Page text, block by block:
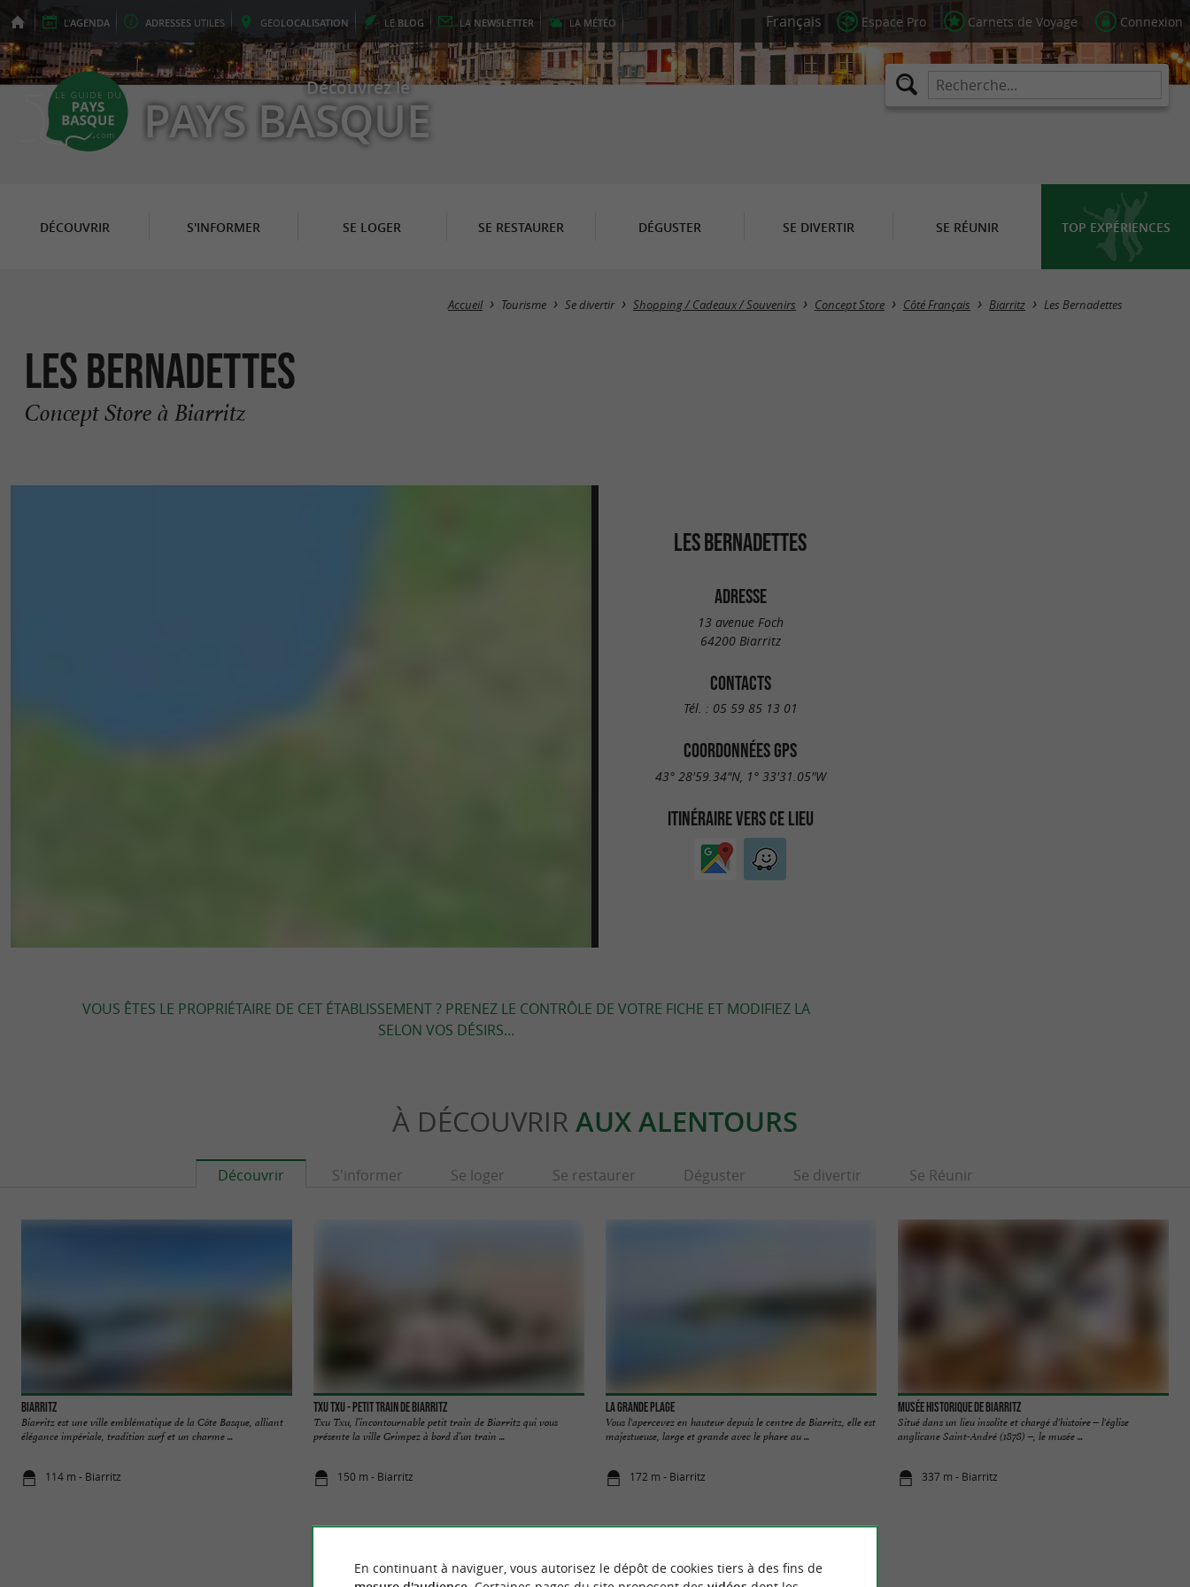
L'AGENDA ADRESSES UTILES GEOLOCALISATION LE BLOG LA NEWSLETTER LA MÉTÉO Espace Pro Carnets de Voyage Connexion
Découvrez le
PAYS BASQUE
DÉCOUVRIR S'INFORMER SE LOGER SE RESTAURER DÉGUSTER SE DIVERTIR SE RÉUNIR TOP EXPÉRIENCES
Accueil Tourisme Se divertir Shopping / Cadeaux / Souvenirs Concept Store Côté Français Biarritz Les Bernadettes
Les Bernadettes
Concept Store à Biarritz
LES BERNADETTES
ADRESSE
13 avenue Foch
64200 Biarritz
CONTACTS
Tél. : 05 59 85 13 01
COORDONNÉES GPS
43° 28'59.34"N, 1° 33'31.05"W
ITINÉRAIRE VERS CE LIEU
VOUS ÊTES LE PROPRIÉTAIRE DE CET ÉTABLISSEMENT ? PRENEZ LE CONTRÔLE DE VOTRE FICHE ET MODIFIEZ LA
SELON VOS DÉSIRS...
À DÉCOUVRIR AUX ALENTOURS
Découvrir S'informer Se loger Se restaurer Déguster Se divertir Se Réunir
Biarritz
Biarritz est une ville emblématique de la Côte Basque, alliant
élégance impériale, tradition surf et un charme ...
114 m - Biarritz
TXU TXU - Petit Train de Biarritz
Txu Txu, l’incontournable petit train de Biarritz qui vous
présente la ville Grimpez à bord d’un train ...
150 m - Biarritz
La Grande Plage
Vous l'apercevez en hauteur depuis le centre de Biarritz, elle est
majestueuse, large et grande avec le phare au ...
172 m - Biarritz
Musée Historique de Biarritz
Situé dans un lieu insolite et chargé d'histoire – l'église
anglicane Saint-André (1878) –, le musée ...
337 m - Biarritz
En continuant à naviguer, vous autorisez le dépôt de cookies tiers à des fins de